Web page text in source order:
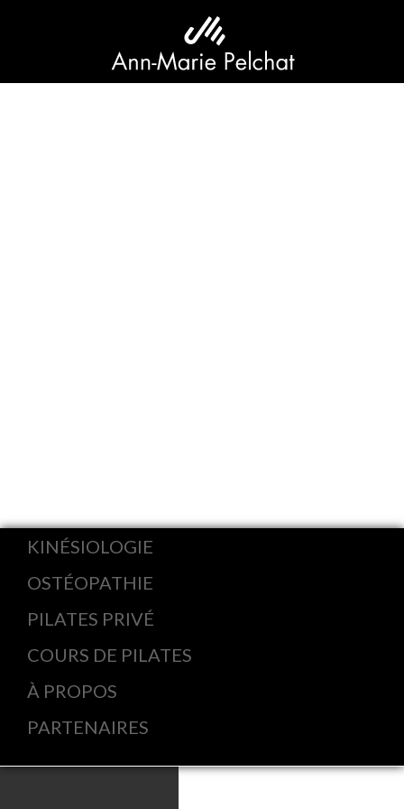
KINÉSIOLOGIE
OSTÉOPATHIE
PILATES PRIVÉ
COURS DE PILATES
À PROPOS
PARTENAIRES